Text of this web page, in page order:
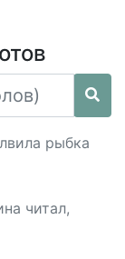
рыбка
читал,